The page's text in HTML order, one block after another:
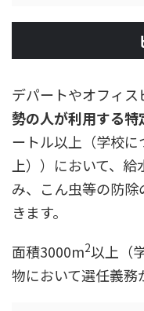
デパートやオフィ
勢の人が利用する特
ートル以上（学校
上））において、
み、こん虫等の防
きます。
面積3000m2以上（
物において選任義務